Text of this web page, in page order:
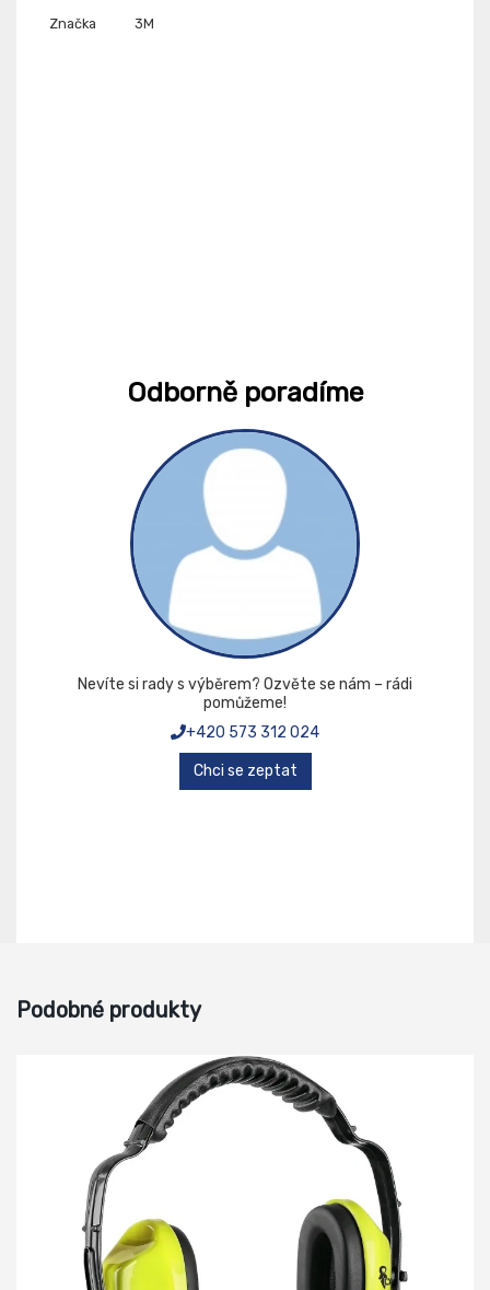
Značka 3M
Odborně poradíme
Nevíte si rady s výběrem? Ozvěte se nám – rádi
pomůžeme!
+420 573 312 024
Chci se zeptat
Podobné produkty